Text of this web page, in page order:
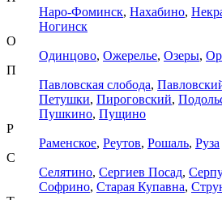
Наро-Фоминск, Нахабино,
Ногинск
О
Одинцово, Ожерелье, Озеры,
П
Павловская слобода,
Петушки, Пироговский,
Пушкино, Пущино
Р
Раменское, Реутов, Рошаль, Руза
С
Селятино, Сергиев Посад,
Софрино, Старая Купавна,